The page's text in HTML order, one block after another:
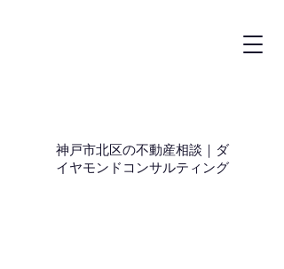
神戸市北区の不動産相談｜ダ
イヤモンドコンサルティング